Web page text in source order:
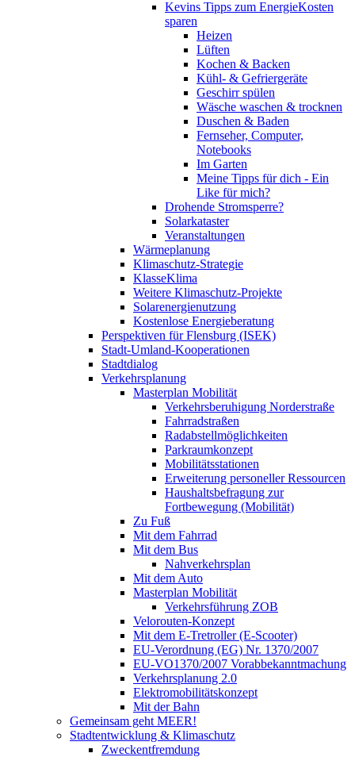
Kevins Tipps zum EnergieKosten
sparen
Heizen
Lüften
Kochen & Backen
Kühl- & Gefriergeräte
Geschirr spülen
Wäsche waschen & trocknen
Duschen & Baden
Fernseher, Computer,
Notebooks
Im Garten
Meine Tipps für dich - Ein
Like für mich?
Drohende Stromsperre?
Solarkataster
Veranstaltungen
Wärmeplanung
Klimaschutz-Strategie
KlasseKlima
Weitere Klimaschutz-Projekte
Solarenergienutzung
Kostenlose Energieberatung
Perspektiven für Flensburg (ISEK)
Stadt-Umland-Kooperationen
Stadtdialog
Verkehrsplanung
Masterplan Mobilität
Verkehrsberuhigung Norderstraße
Fahrradstraßen
Radabstellmöglichkeiten
Parkraumkonzept
Mobilitätsstationen
Erweiterung personeller Ressourcen
Haushaltsbefragung zur
Fortbewegung (Mobilität)
Zu Fuß
Mit dem Fahrrad
Mit dem Bus
Nahverkehrsplan
Mit dem Auto
Masterplan Mobilität
Verkehrsführung ZOB
Velorouten-Konzept
Mit dem E-Tretroller (E-Scooter)
EU-Verordnung (EG) Nr. 1370/2007
EU-VO1370/2007 Vorabbekanntmachung
Verkehrsplanung 2.0
Elektromobilitätskonzept
Mit der Bahn
Gemeinsam geht MEER!
Stadtentwicklung & Klimaschutz
Zweckentfremdung